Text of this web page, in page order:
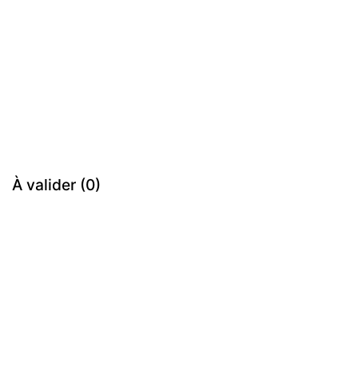
À valider (0)